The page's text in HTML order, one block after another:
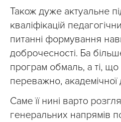
Також дуже актуальне
кваліфікацій
питанні формування
доброчесності. Ба
програм обмаль, а ті, що
переважно, академічної
Саме її нині варто
генеральних напрямів